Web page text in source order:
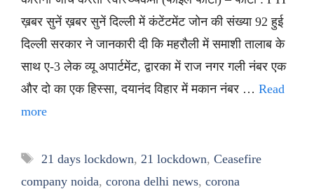
ख़बर सुनें ख़बर सुनें दिल्ली में कंटेंटमेंट जोन की संख्या 92 हुई
दिल्ली सरकार ने जानकारी दी कि महरौली में समाशी तालाब के
साथ ए-3 लेक व्यू अपार्टमेंट, द्वारका में राज नगर गली नंबर एक
और दो का एक हिस्सा, दयानंद विहार में मकान नंबर … Read
more
Tags
21 days lockdown, 21 lockdown, Ceasefire
company noida, corona delhi news, corona